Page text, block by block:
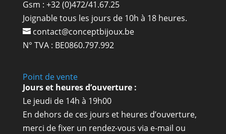
Gsm : +32 (0)472/41.67.25
Joignable tous les jours de 10h à 18 heures.
contact@conceptbijoux.be
N° TVA : BE0860.797.992
Point de vente
Jours et heures d’ouverture :
Le jeudi de 14h à 19h00
En dehors de ces jours et heures d’ouverture,
merci de fixer un rendez-vous via e-mail ou